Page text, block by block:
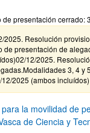
de presentación cerrado:
2025. Resolución
de presentación de
12/2025.
3, 4 y
2025 (ambos incluídos)
la movilidad de
de Ciencia y